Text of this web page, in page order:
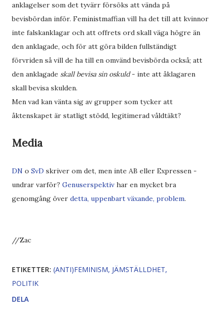
anklagelser som det tyvärr försöks att vända på
bevisbördan inför. Feministmaffian vill ha det till att kvinnor
inte falskanklagar och att offrets ord skall väga högre än
den anklagade, och för att göra bilden fullständigt
förvriden så vill de ha till en omvänd bevisbörda också; att
den anklagade skall bevisa sin oskuld- inte att åklagaren
skall bevisa skulden.
Men vad kan vänta sig av grupper som tycker att
åktenskapet är statligt stödd, legitimerad våldtäkt?
Media
DN o SvD skriver om det, men inte AB eller Expressen -
undrar varför? Genuserspektiv har en mycket bra
genomgång över detta, uppenbart växande, problem.
//Zac
ETIKETTER: (ANTI)FEMINISM JÄMSTÄLLDHET
POLITIK
DELA